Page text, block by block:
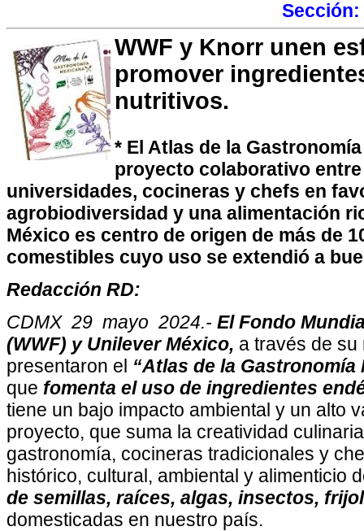
Sección:
WWF y Knorr unen
promover
nutritivos.
* El Atlas de la
proyecto colaborativo entre
universidades, cocineras y chefs en
agrobiodiversidad y una alimentación
México es centro de origen de más de
comestibles cuyo uso se extendió a
Redacción RD:
CDMX 29 mayo 2024.- El Fondo
(WWF) y Unilever México, a través de
presentaron el “Atlas de la Gastronomía
que fomenta el uso de ingredientes
tiene un bajo impacto ambiental y un alto
proyecto, que suma la creatividad
gastronomía, cocineras tradicionales y
histórico, cultural, ambiental y alimenticio
de semillas, raíces, algas, insectos,
domesticadas en nuestro país.